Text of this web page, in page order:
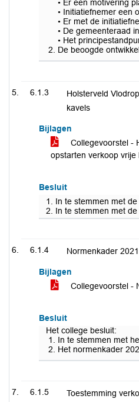
• Er een motivering
• Initiatiefnemer een
• Er met de
• De gemeenteraad
• Het
De beoogde
6.1.3
Holsterveld
kavels
Bijlagen
Collegevoorstel -
opstarten verkoop vrije
Besluit
1. In te stemmen met
2. In te stemmen met
6.1.4 Normenkader 2021
Bijlagen
Collegevoorstel -
Besluit
Het college besluit:
In te stemmen met
Het normenkader
6.1.5
Toestemming